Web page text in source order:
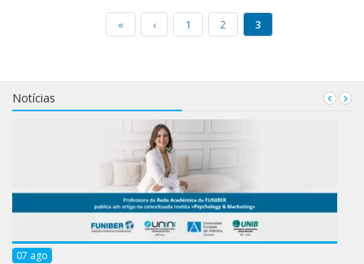
« ‹ 1 2 3
Notícias
07 ago